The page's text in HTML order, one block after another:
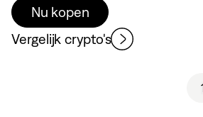
Nu kopen
Vergelijk crypto's